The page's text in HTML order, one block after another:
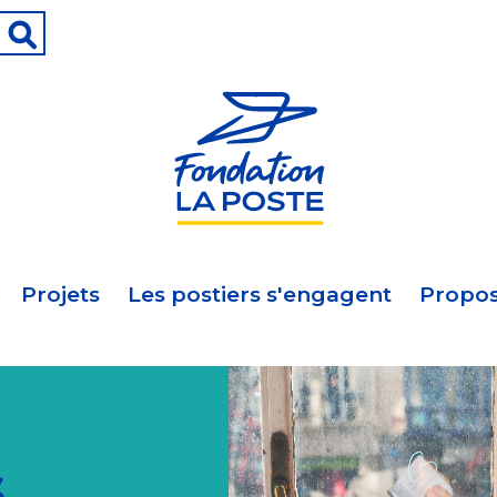
Projets Les postiers s'engagent